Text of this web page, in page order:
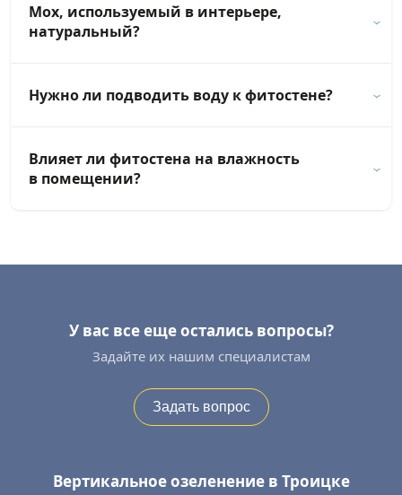
Мох, используемый в интерьере,
натуральный?
Нужно ли подводить воду к фитостене?
Влияет ли фитостена на влажность
в помещении?
У вас все еще остались вопросы?
Задайте их нашим специалистам
Задать вопрос
Вертикальное озеленение в Троицке